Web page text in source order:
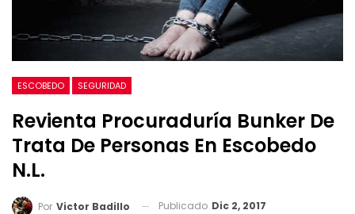
ESCOBEDO SEGURIDAD
Revienta Procuraduría Bunker De
Trata De Personas En Escobedo
N.L.
Por Victor Badillo Publicado Dic 2, 2017